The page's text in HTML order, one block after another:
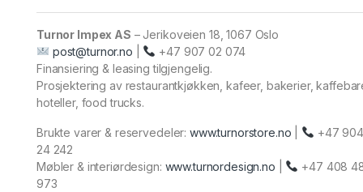
Turnor Impex AS – Jerikoveien 18, 1067 Oslo
post@turnor.no
+47 907 02 074
Finansiering & leasing tilgjengelig.
Prosjektering av restaurantkjøkken, kafeer, bakerier,
hoteller, food trucks.
Brukte varer & reservedeler: www.turnorstore.no
+47 904
24 242
Møbler & interiørdesign: www.turnordesign.no
+47 408
973